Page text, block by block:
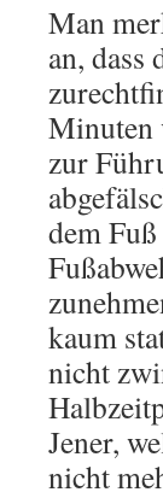
Man
an, dass
Minuten
zur
dem
kaum
nicht
Jener,
nicht